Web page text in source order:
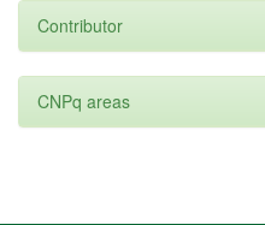
Contributor
CNPq areas